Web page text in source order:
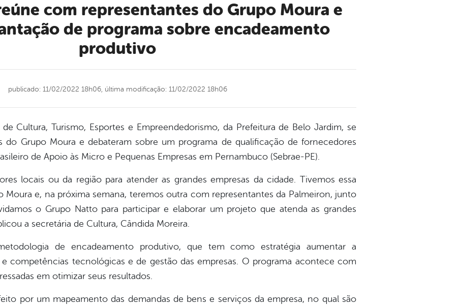
de programa sobre encadeamento
produtivo
publicado: 11/02/2022 18h06, última modificação: 11/02/2022 18h06
Cultura, Turismo, Esportes e Empreendedorismo, da Prefeitura de Belo Jardim, se
do Grupo Moura e debateram sobre um programa de qualificação de fornecedores
de Apoio às Micro e Pequenas Empresas em Pernambuco (Sebrae-PE).
locais ou da região para atender as grandes empresas da cidade. Tivemos essa
Moura e, na próxima semana, teremos outra com representantes da Palmeiron, junto
o Grupo Natto para participar e elaborar um projeto que atenda as grandes
a secretária de Cultura, Cândida Moreira.
de encadeamento produtivo, que tem como estratégia aumentar a
competências tecnológicas e de gestão das empresas. O programa acontece com
em otimizar seus resultados.
por um mapeamento das demandas de bens e serviços da empresa, no qual são